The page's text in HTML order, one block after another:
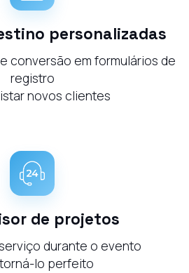
personalizadas
conversão em formulários de
registro
novos clientes
de projetos
durante o evento
lo perfeito